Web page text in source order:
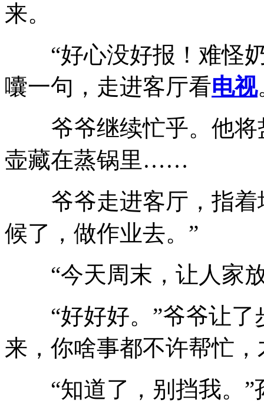
来。
“好心没好报！难怪
囔一句，走进客厅看电视
爷爷继续忙乎。他将
壶藏在蒸锅里 ……
爷爷走进客厅，指着
候了，做作业去。”
“今天周末，让人家
“好好好。”爷爷让
来，你啥事都不许帮忙，
“知道了，别挡我。